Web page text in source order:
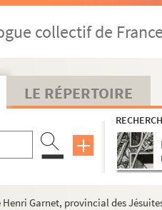
collectif de France
LE RÉPERTOIRE
Henri Garnet, provincial des